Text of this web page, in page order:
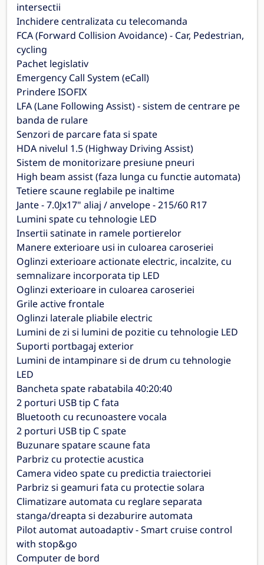
intersectii
Inchidere centralizata cu telecomanda
FCA (Forward Collision Avoidance) - Car, Pedestrian,
cycling
Pachet legislativ
Emergency Call System (eCall)
Prindere ISOFIX
LFA (Lane Following Assist) - sistem de centrare pe
banda de rulare
Senzori de parcare fata si spate
HDA nivelul 1.5 (Highway Driving Assist)
Sistem de monitorizare presiune pneuri
High beam assist (faza lunga cu functie automata)
Tetiere scaune reglabile pe inaltime
Jante - 7.0Jx17" aliaj / anvelope - 215/60 R17
Lumini spate cu tehnologie LED
Insertii satinate in ramele portierelor
Manere exterioare usi in culoarea caroseriei
Oglinzi exterioare actionate electric, incalzite, cu
semnalizare incorporata tip LED
Oglinzi exterioare in culoarea caroseriei
Grile active frontale
Oglinzi laterale pliabile electric
Lumini de zi si lumini de pozitie cu tehnologie LED
Suporti portbagaj exterior
Lumini de intampinare si de drum cu tehnologie
LED
Bancheta spate rabatabila 40:20:40
2 porturi USB tip C fata
Bluetooth cu recunoastere vocala
2 porturi USB tip C spate
Buzunare spatare scaune fata
Parbriz cu protectie acustica
Camera video spate cu predictia traiectoriei
Parbriz si geamuri fata cu protectie solara
Climatizare automata cu reglare separata
stanga/dreapta si dezaburire automata
Pilot automat autoadaptiv - Smart cruise control
with stop&go
Computer de bord